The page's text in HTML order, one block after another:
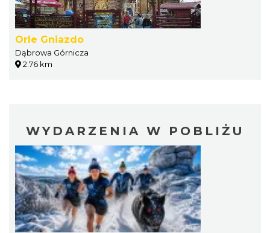
Orle Gniazdo
Dąbrowa Górnicza
2.76 km
WYDARZENIA W POBLIŻU